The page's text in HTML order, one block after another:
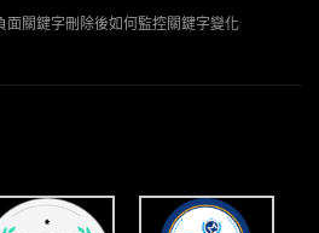
面關鍵字刪除後如何監控關鍵字變化